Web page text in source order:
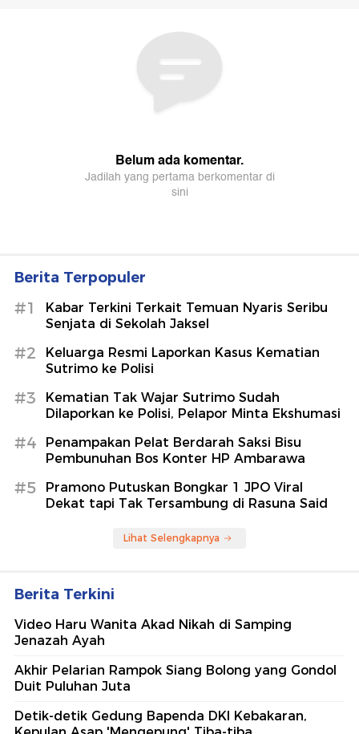
Berita Terpopuler
#1
Kabar Terkini Terkait Temuan Nyaris Seribu
Senjata di Sekolah Jaksel
#2
Keluarga Resmi Laporkan Kasus Kematian
Sutrimo ke Polisi
#3
Kematian Tak Wajar Sutrimo Sudah
Dilaporkan ke Polisi, Pelapor Minta Ekshumasi
#4
Penampakan Pelat Berdarah Saksi Bisu
Pembunuhan Bos Konter HP Ambarawa
#5
Pramono Putuskan Bongkar 1 JPO Viral
Dekat tapi Tak Tersambung di Rasuna Said
Lihat Selengkapnya
Berita Terkini
Video Haru Wanita Akad Nikah di Samping
Jenazah Ayah
Akhir Pelarian Rampok Siang Bolong yang Gondol
Duit Puluhan Juta
Detik-detik Gedung Bapenda DKI Kebakaran,